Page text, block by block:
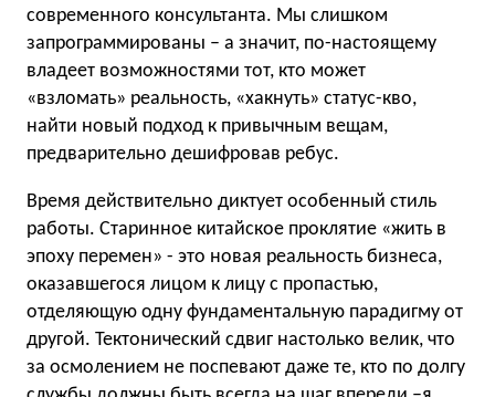
современного консультанта. Мы слишком
запрограммированы – а значит, по-настоящему
владеет возможностями тот, кто может
«взломать» реальность, «хакнуть» статус-кво,
найти новый подход к привычным вещам,
предварительно дешифровав ребус.
Время действительно диктует особенный стиль
работы. Старинное китайское проклятие «жить в
эпоху перемен» - это новая реальность бизнеса,
оказавшегося лицом к лицу с пропастью,
отделяющую одну фундаментальную парадигму от
другой. Тектонический сдвиг настолько велик, что
за осмолением не поспевают даже те, кто по долгу